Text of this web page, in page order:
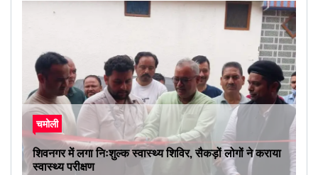
चमोली
शिवनगर में लगा निःशुल्क स्वास्थ्य शिविर, सैकड़ों लोगों ने कराया
स्वास्थ्य परीक्षण